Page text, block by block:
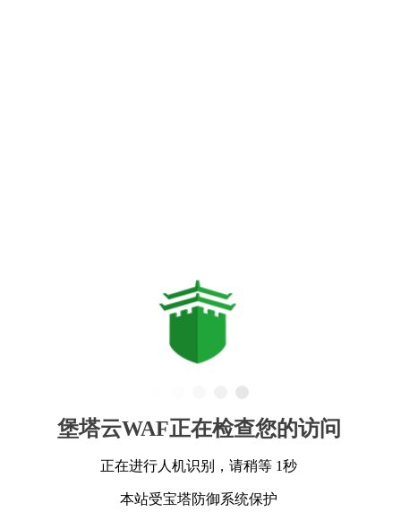
堡塔云WAF正在检查您的访问
正在进行人机识别，请稍等 1秒
本站受宝塔防御系统保护